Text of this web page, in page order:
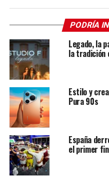
PODRÍA
Legado, la
la tradición
Estilo y
Pura 90s
España
el primer